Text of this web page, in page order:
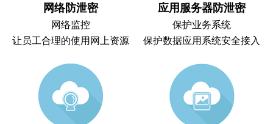
网络防泄密
网络监控
让员工合理的使用网上资源
应用服务器防泄密
保护业务系统
保护数据应用系统安全接入